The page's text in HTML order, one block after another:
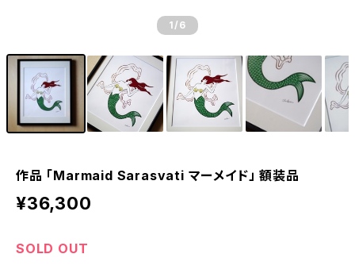
1 /6
作品 「Marmaid Sarasvati マーメイド」 額装品
¥36,300
SOLD OUT